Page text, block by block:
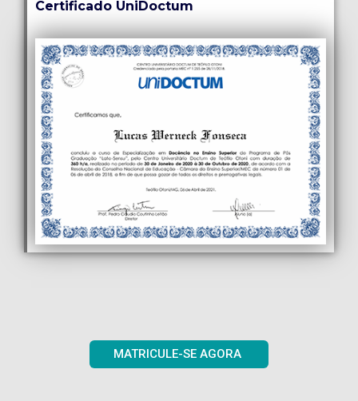
Certificado UniDoctum
MATRICULE-SE AGORA